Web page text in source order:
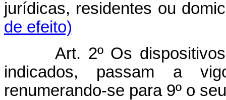
jurídicas, residentes ou
de efeito)
Art. 2º Os
indicados, passam a
renumerando-se para 9º o